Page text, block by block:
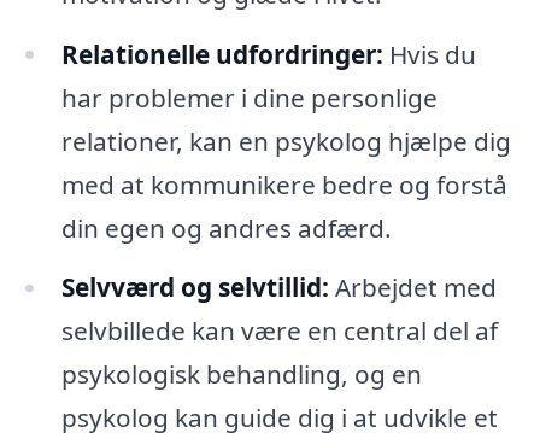
Relationelle udfordringer: Hvis du
har problemer i dine personlige
relationer, kan en psykolog hjælpe dig
med at kommunikere bedre og forstå
din egen og andres adfærd.
Selvværd og selvtillid: Arbejdet med
selvbillede kan være en central del af
psykologisk behandling, og en
psykolog kan guide dig i at udvikle et